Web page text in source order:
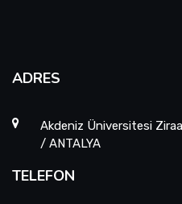
ADRES
Akdeniz Üniversitesi
/ ANTALYA
TELEFON